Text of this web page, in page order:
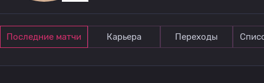
Последние матчи Карьера Переходы